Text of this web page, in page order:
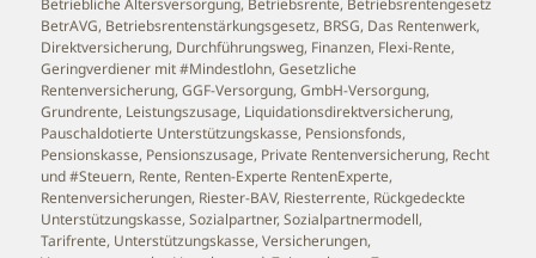
Betriebliche Altersversorgung, Betriebsrente, Betriebsrentengesetz
BetrAVG, Betriebsrentenstärkungsgesetz, BRSG, Das Rentenwerk,
Direktversicherung, Durchführungsweg, Finanzen, Flexi-Rente,
Geringverdiener mit #Mindestlohn,Gesetzliche
Rentenversicherung,GGF-Versorgung,GmbH-Versorgung,
Grundrente, Leistungszusage, Liquidationsdirektversicherung,
Pauschaldotierte Unterstützungskasse, Pensionsfonds,
Pensionskasse, Pensionszusage, Private Rentenversicherung, Recht
und #Steuern, Rente, Renten-Experte RentenExperte,
Rentenversicherungen, Riester-BAV, Riesterrente, Rückgedeckte
Unterstützungskasse,Sozialpartner,Sozialpartnermodell,
Tarifrente, Unterstützungskasse,Versicherungen,